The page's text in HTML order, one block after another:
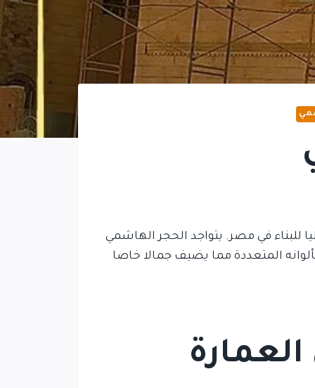
للبناء في مصر. يتواجد الحجر الهاشمي
المتعددة مما يضيف جمالا خاصا